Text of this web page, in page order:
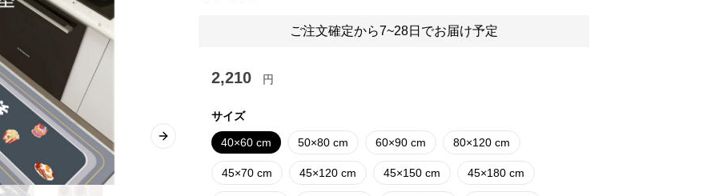
Next slide
ご注文確定から7~28日でお届け予定
2,210 円
サイズ
40×60 cm 50×80 cm 60×90 cm 80×120 cm
45×70 cm 45×120 cm 45×150 cm 45×180 cm